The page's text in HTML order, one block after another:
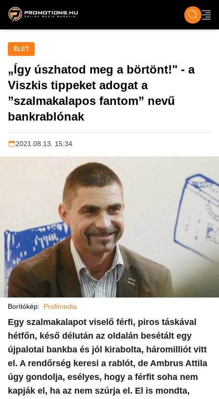
ZENE, FILM & KULT ÉLET TECH &
ÉLET
„Így úszhatod meg a börtönt!" - a
Viszkis tippeket adogat a
”szalmakalapos fantom” nevű
bankrablónak
2021.08.13. 15:34
Borítókép: Profimedia
Egy szalmakalapot viselő férfi, piros táskával
hétfőn, késő délután az oldalán besétált egy
újpalotai bankba és jól kirabolta, háromilliót vitt
el. A rendőrség keresi a rablót, de Ambrus Attila
úgy gondolja, esélyes, hogy a férfit soha nem
kapják el, ha az nem szúrja el. El is mondta,